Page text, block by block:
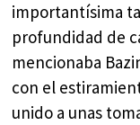
importantísima
profundidad de
mencionaba
con el
unido a unas